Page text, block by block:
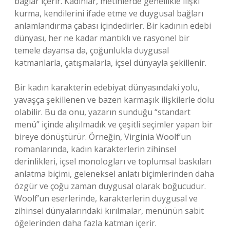
kurma, kendilerini ifade etme ve duygusal bağları
anlamlandırma çabası içindedirler. Bir kadının edebi
dünyası, her ne kadar mantıklı ve rasyonel bir
temele dayansa da, çoğunlukla duygusal
katmanlarla, çatışmalarla, içsel dünyayla şekillenir.
Bir kadın karakterin edebiyat dünyasındaki yolu,
yavaşça şekillenen ve bazen karmaşık ilişkilerle dolu
olabilir. Bu da onu, yazarın sunduğu “standart
menü” içinde alışılmadık ve çeşitli seçimler yapan bir
bireye dönüştürür. Örneğin, Virginia Woolf’un
romanlarında, kadın karakterlerin zihinsel
derinlikleri, içsel monologları ve toplumsal baskıları
anlatma biçimi, geleneksel anlatı biçimlerinden daha
özgür ve çoğu zaman duygusal olarak boğucudur.
Woolf’un eserlerinde, karakterlerin duygusal ve
zihinsel dünyalarındaki kırılmalar, menünün sabit
öğelerinden daha fazla katman içerir.